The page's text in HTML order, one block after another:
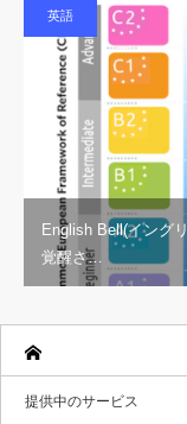
英語
English Bell(イング
覚醒さ…
提供中のサービス